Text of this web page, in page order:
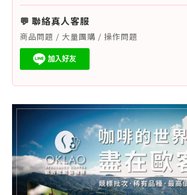
💬 聯絡真人客服
商品問題 / 大量團購 / 操作問題